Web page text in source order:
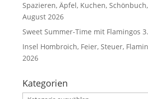
Spazieren, Äpfel, Kuchen,
August 2026
Sweet Summer-Time mit Flamingos
Insel Hombroich, Feier, Steuer,
2026
Kategorien